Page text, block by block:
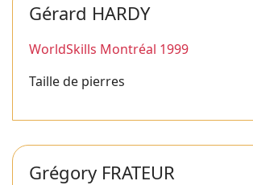
Gérard HARDY
WorldSkills Montréal 1999
Taille de pierres
Grégory FRATEUR